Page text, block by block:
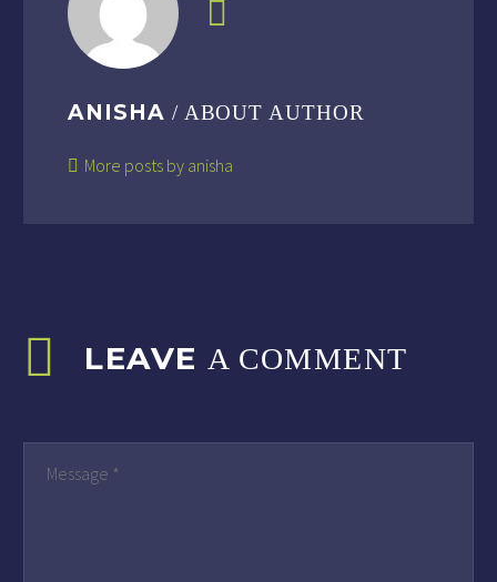
ANISHA / ABOUT AUTHOR
More posts by anisha
LEAVE A COMMENT